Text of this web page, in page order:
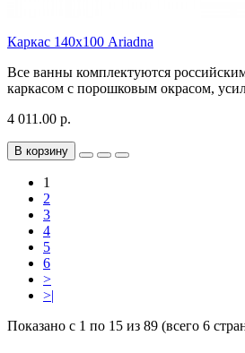
Каркас 140х100 Ariadna
Все ванны комплектуются
каркасом с порошковым окрасом,
4 011.00 р.
В корзину
1
2
3
4
5
6
>
>|
Показано с 1 по 15 из 89 (всего 6